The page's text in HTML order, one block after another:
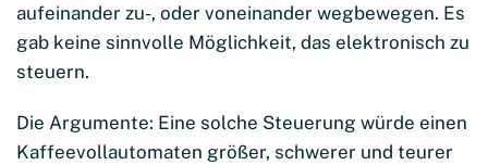
aufeinander zu-, oder voneinander wegbewegen. Es
gab keine sinnvolle Möglichkeit, das elektronisch zu
steuern.
Die Argumente: Eine solche Steuerung würde einen
Kaffeevollautomaten größer, schwerer und teurer